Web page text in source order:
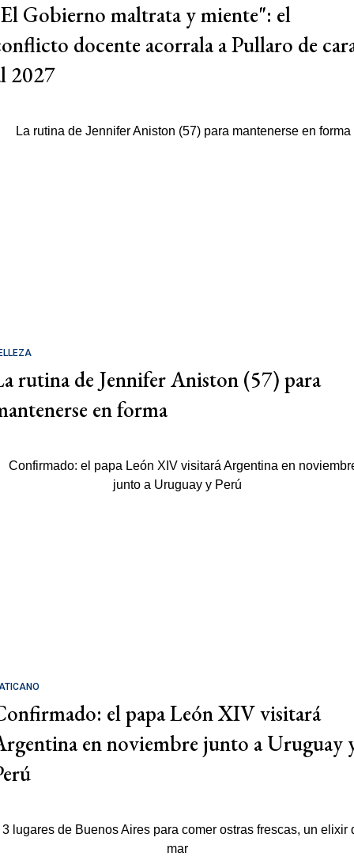
Gobierno maltrata y miente": el
docente acorrala a Pullaro de
2027
rutina de Jennifer Aniston (57) para
en forma
el papa León XIV visitará
en noviembre junto a Uruguay